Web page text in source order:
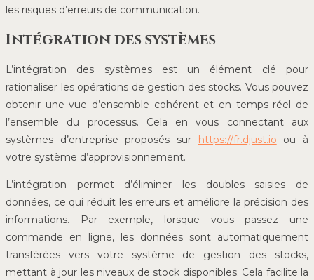
les risques d’erreurs de communication.
Intégration des systèmes
L’intégration des systèmes est un élément clé pour
rationaliser les opérations de gestion des stocks. Vous pouvez
obtenir une vue d’ensemble cohérent et en temps réel de
l’ensemble du processus. Cela en vous connectant aux
systèmes d’entreprise proposés sur https://fr.djust.io ou à
votre système d’approvisionnement.
L’intégration permet d’éliminer les doubles saisies de
données, ce qui réduit les erreurs et améliore la précision des
informations. Par exemple, lorsque vous passez une
commande en ligne, les données sont automatiquement
transférées vers votre système de gestion des stocks,
mettant à jour les niveaux de stock disponibles. Cela facilite la